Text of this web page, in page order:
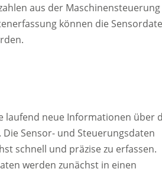
aus der Maschinensteuerung
können die
laufend neue Informationen über
Sensor- und Steuerungsdaten
schnell und präzise zu erfassen.
werden zunächst in einen